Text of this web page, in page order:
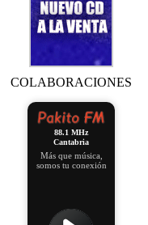
COLABORACIONES
88.1 MHz
Cantabria
Más que música,
somos tu conexión